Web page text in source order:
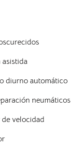
asistida
diurno automático
neumáticos
de velocidad